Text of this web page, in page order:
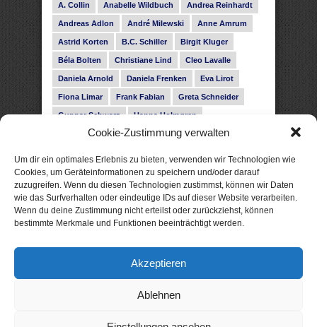
Cookie-Zustimmung verwalten
Um dir ein optimales Erlebnis zu bieten, verwenden wir Technologien wie
Cookies, um Geräteinformationen zu speichern und/oder darauf
zuzugreifen. Wenn du diesen Technologien zustimmst, können wir Daten
wie das Surfverhalten oder eindeutige IDs auf dieser Website verarbeiten.
Wenn du deine Zustimmung nicht erteilst oder zurückziehst, können
bestimmte Merkmale und Funktionen beeinträchtigt werden.
Akzeptieren
Ablehnen
A. Collin Anabelle Wildbuch Andrea Reinhardt
Andreas Adlon André Milewski Anne Amrum
Astrid Korten B.C. Schiller Birgit Kluger
Béla Bolten Christiane Lind Cleo Lavalle
Daniela Arnold Daniela Frenken Eva Lirot
Fiona Limar Frank Fabian Greta Schneider
Gunnar Schwarz Hanna Holmgren
Heike Fröhling Ina Glahe Ivo Pala J. Vellguth
Leonie Haubrich Lilly Labord Livia Pipes
Malin Blunk Marcus Hünnebeck Martin Krist
Melisa Schwermer Nele Bruun Nika Lubitsch
Noah Fitz Nora Amelie René Junge
Subina Giuletti